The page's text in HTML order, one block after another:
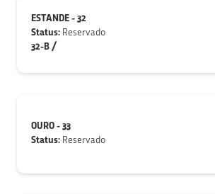
ESTANDE - 32
Status: Reservado
32-B /
OURO - 33
Status: Reservado